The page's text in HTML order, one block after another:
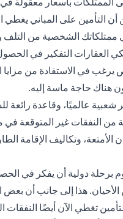
التأمين على المباني يغطي
ممتلكاتك الشخصية من التلف
التفكير في
في الاستفادة من مزايا
هناك حاجة ماسة إليه.
عالميًا، وقاعدة رائعة
من النفقات غير المتوقعة
الأمتعة، وتكاليف الإقامة
دولية أن يفكر في
هذا إلى جانب أن
أيضًا النفقات المتعلقة